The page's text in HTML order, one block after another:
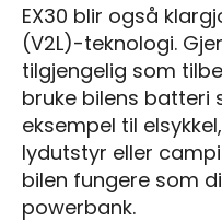
EX30 blir også
(V2L)-teknologi.
tilgjengelig som
bruke bilens batteri
eksempel til
lydutstyr eller
bilen fungere som
powerbank.